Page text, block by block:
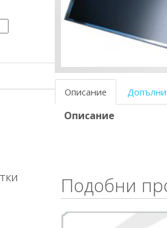
Описание
Описание
Подобни